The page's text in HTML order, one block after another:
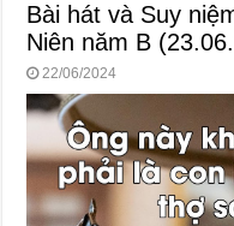
Bài hát và Suy
Niên năm B
22/06/2024